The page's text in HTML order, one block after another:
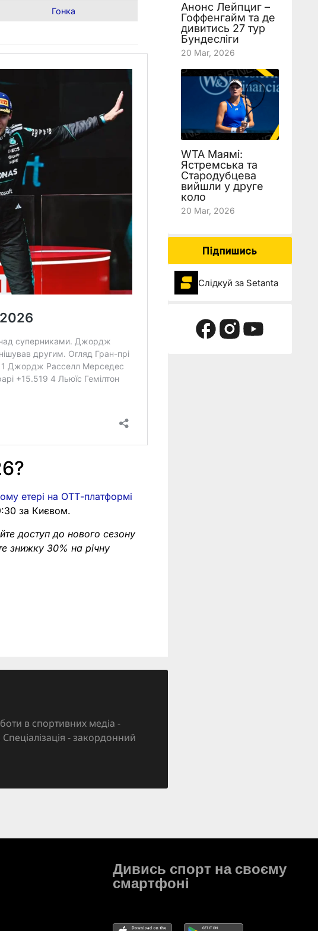
Гонка
етері на ОТТ-платформі
за Києвом.
доступ до нового сезону
знижку 30% на річну
в спортивних медіа -
- закордонний
Анонс Лейпциг –
Гоффенгайм та де
дивитись 27 тур
Бундесліги
20 Mar, 2026
WTA Маямі:
Ястремська та
Стародубцева
вийшли у друге
коло
20 Mar, 2026
Підпишись
Слідкуй за Setanta
Дивись спорт на своєму
смартфоні